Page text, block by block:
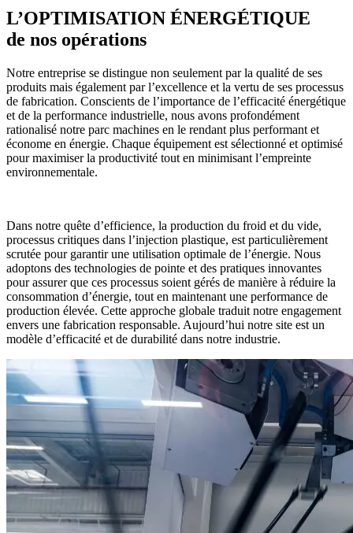
L’OPTIMISATION ÉNERGÉTIQUE
de nos opérations
Notre entreprise se distingue non seulement par la qualité de ses
produits mais également par l’excellence et la vertu de ses processus
de fabrication. Conscients de l’importance de l’efficacité énergétique
et de la performance industrielle, nous avons profondément
rationalisé notre parc machines en le rendant plus performant et
économe en énergie. Chaque équipement est sélectionné et optimisé
pour maximiser la productivité tout en minimisant l’empreinte
environnementale.
Dans notre quête d’efficience, la production du froid et du vide,
processus critiques dans l’injection plastique, est particulièrement
scrutée pour garantir une utilisation optimale de l’énergie. Nous
adoptons des technologies de pointe et des pratiques innovantes
pour assurer que ces processus soient gérés de manière à réduire la
consommation d’énergie, tout en maintenant une performance de
production élevée. Cette approche globale traduit notre engagement
envers une fabrication responsable. Aujourd’hui notre site est un
modèle d’efficacité et de durabilité dans notre industrie.